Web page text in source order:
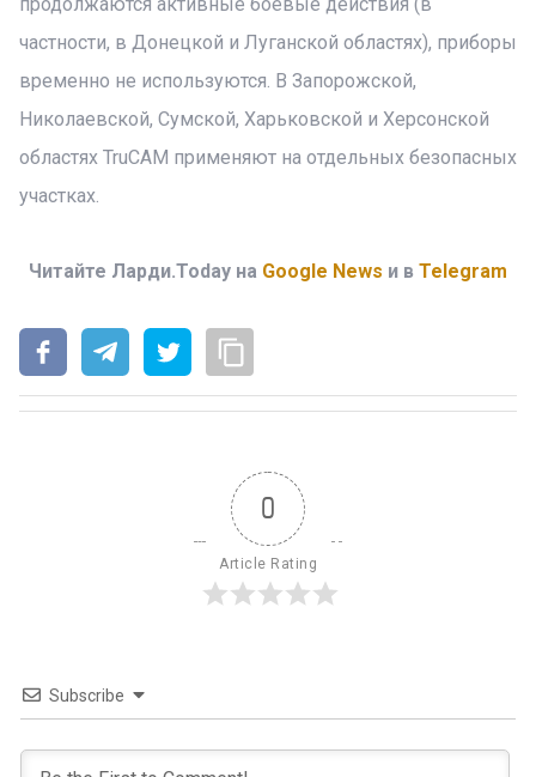
частности, в Донецкой и Луганской областях), приборы
временно не используются. В Запорожской,
Николаевской, Сумской, Харьковской и Херсонской
областях TruCAM применяют на отдельных безопасных
участках.
Читайте Ларди.Today на Google News и в Telegram
0
Article Rating
Subscribe